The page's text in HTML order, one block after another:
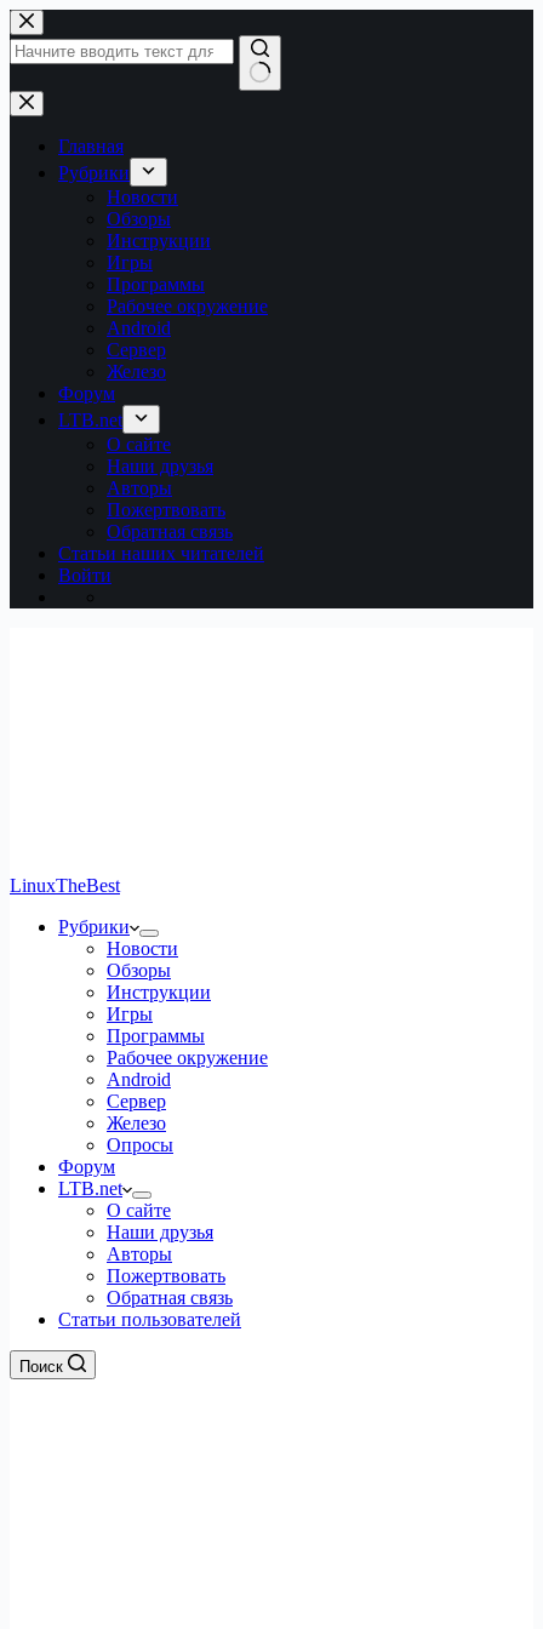
Перейти
к
сути
Ничего
не
найденоГлавная
Рубрики
Новости
Обзоры
Инструкции
Игры
Программы
Рабочее окружение
Android
Сервер
Железо
Форум
LTB.net
О сайте
Наши друзья
Авторы
Пожертвовать
Обратная связь
Статьи наших читателей
Войти
LinuxTheBest
Рубрики
Новости
Обзоры
Инструкции
Игры
Программы
Рабочее окружение
Android
Сервер
Железо
Опросы
Форум
LTB.net
О сайте
Наши друзья
Авторы
Пожертвовать
Обратная связь
Статьи пользователей
Поиск